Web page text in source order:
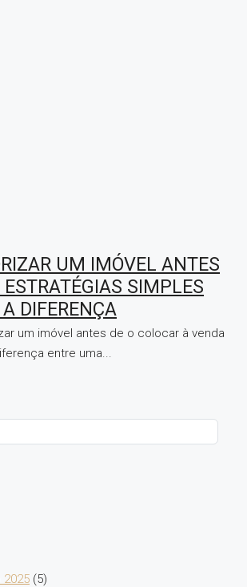
UM IMÓVEL ANTES
ESTRATÉGIAS SIMPLES
DIFERENÇA
um imóvel antes de o colocar à venda
entre uma...
2025 (5)